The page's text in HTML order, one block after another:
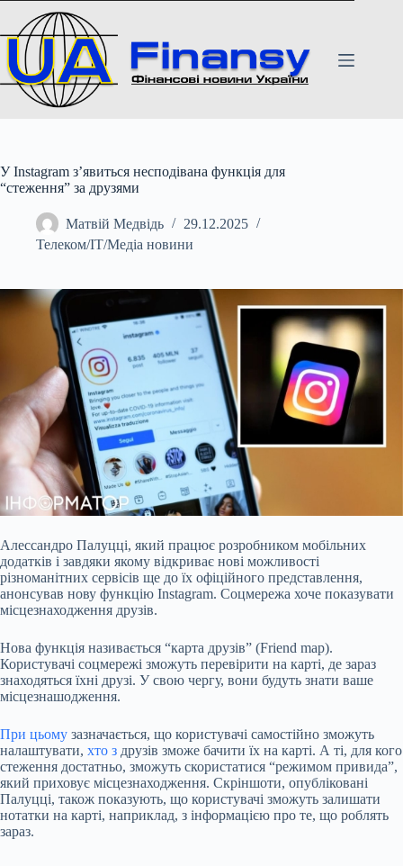
вмісту
У Instagram з’явиться несподівана функція для
“стеження” за друзями
Матвій Медвідь
29.12.2025
Телеком/ІТ/Медіа новини
Алессандро Палуцці, який працює розробником мобільних
додатків і завдяки якому відкриває нові можливості
різноманітних сервісів ще до їх офіційного представлення,
анонсував нову функцію Instagram. Соцмережа хоче показувати
місцезнаходження друзів.
Нова функція називається “карта друзів” (Friend map).
Користувачі соцмережі зможуть перевірити на карті, де зараз
знаходяться їхні друзі. У свою чергу, вони будуть знати ваше
місцезнашодження.
При цьому зазначається, що користувачі самостійно зможуть
налаштувати, хто з друзів зможе бачити їх на карті. А ті, для кого
стеження достатньо, зможуть скористатися “режимом привида”,
який приховує місцезнаходження. Скріншоти, опубліковані
Палуцці, також показують, що користувачі зможуть залишати
нотатки на карті, наприклад, з інформацією про те, що роблять
зараз.